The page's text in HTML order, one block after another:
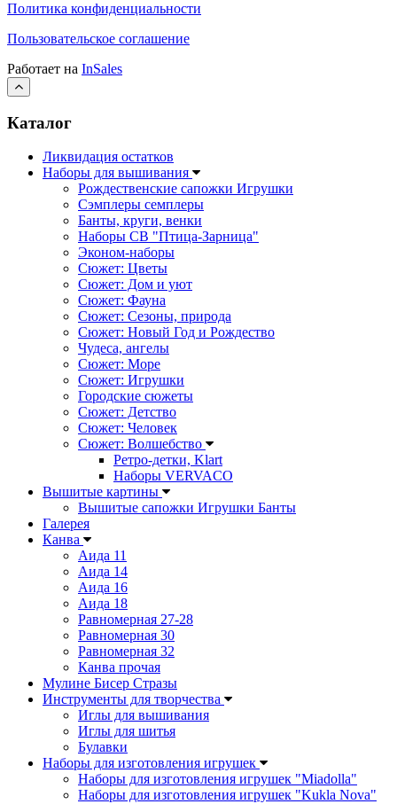
Политика конфиденциальности
Пользовательское соглашение
Работает на InSales
Каталог
Ликвидация остатков
Наборы для вышивания
Рождественские сапожки Игрушки
Сэмплеры семплеры
Банты, круги, венки
Наборы СВ "Птица-Зарница"
Эконом-наборы
Сюжет: Цветы
Сюжет: Дом и уют
Сюжет: Фауна
Сюжет: Сезоны, природа
Сюжет: Новый Год и Рождество
Чудеса, ангелы
Сюжет: Море
Сюжет: Игрушки
Городские сюжеты
Сюжет: Детство
Сюжет: Человек
Сюжет: Волшебство
Ретро-детки, Klart
Наборы VERVACO
Вышитые картины
Вышитые сапожки Игрушки Банты
Галерея
Канва
Аида 11
Аида 14
Аида 16
Аида 18
Равномерная 27-28
Равномерная 30
Равномерная 32
Канва прочая
Мулине Бисер Стразы
Инструменты для творчества
Иглы для вышивания
Иглы для шитья
Булавки
Наборы для изготовления игрушек
Наборы для изготовления игрушек "Miadolla"
Наборы для изготовления игрушек "Kukla Nova"